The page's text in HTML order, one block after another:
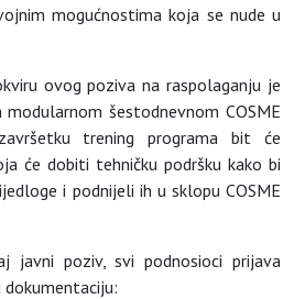
mogućnostima koja se nude u
ovog poziva na raspolaganju je
šestodnevnom COSME
trening programa bit će
će dobiti tehničku podršku kako bi
i podnijeli ih u sklopu COSME
javni poziv, svi podnosioci prijava